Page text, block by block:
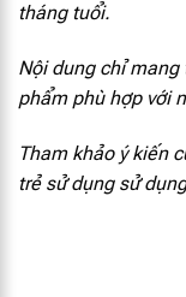
Magie
I ốt
Kẽm
tháng tuổi.
Nội dung chỉ
phẩm phù hợp với
Tham khảo ý kiến
trẻ sử dụng sử